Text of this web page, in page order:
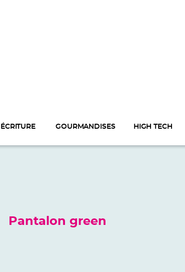
ÉCRITURE GOURMANDISES HIGH TECH
Pantalon green